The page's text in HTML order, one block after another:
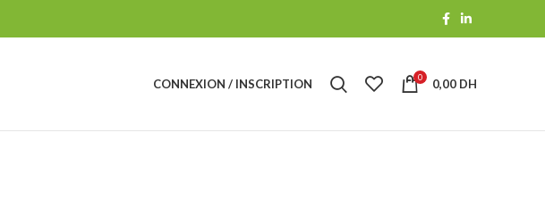
CONNEXION / INSCRIPTION 0 0,00 DH